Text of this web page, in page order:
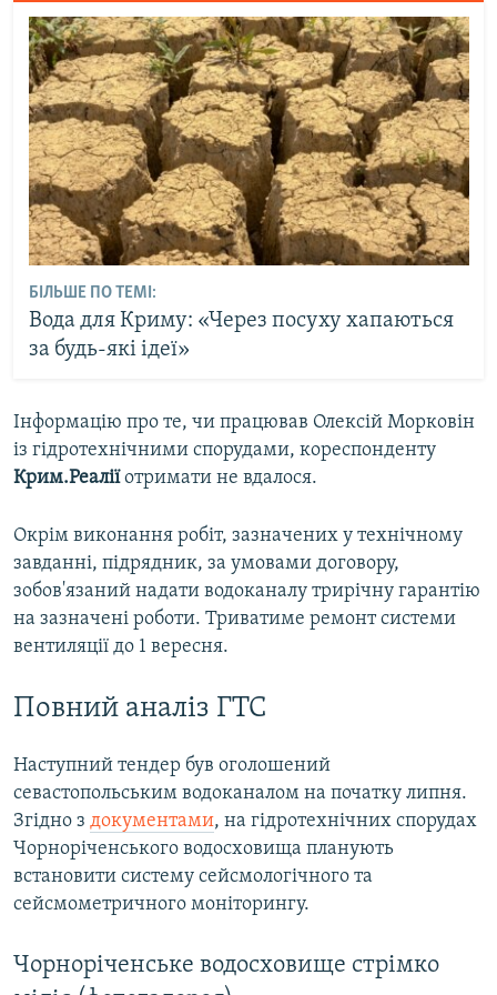
БІЛЬШЕ ПО ТЕМІ:
Вода для Криму: «Через посуху хапаються
за будь-які ідеї»
Інформацію про те, чи працював Олексій Морковін
із гідротехнічними спорудами, кореспонденту
Крим.Реаліїотримати не вдалося.
Окрім виконання робіт, зазначених у технічному
завданні, підрядник, за умовами договору,
зобов'язаний надати водоканалу трирічну гарантію
на зазначені роботи. Триватиме ремонт системи
вентиляції до 1 вересня.
Повний аналіз ГТС
Наступний тендер був оголошений
севастопольським водоканалом на початку липня.
Згідно з документами, на гідротехнічних спорудах
Чорноріченського водосховища планують
встановити систему сейсмологічного та
сейсмометричного моніторингу.
Чорноріченське водосховище стрімко